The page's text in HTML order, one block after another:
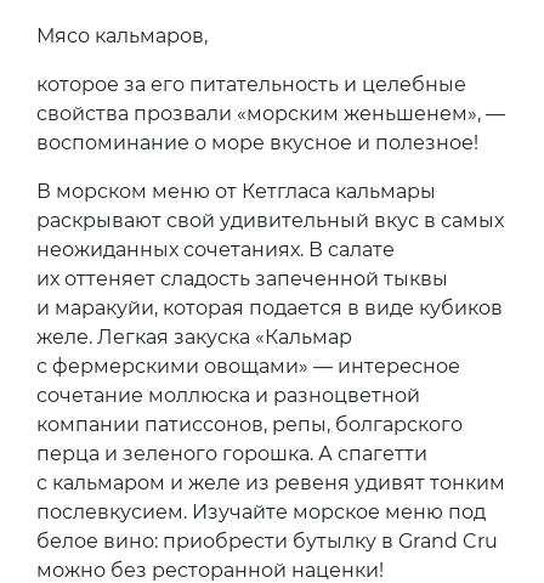
Мясо кальмаров,
которое за его питательность и целебные
свойства прозвали «морским женьшенем», —
воспоминание о море вкусное и полезное!
В морском меню от Кетгласа кальмары
раскрывают свой удивительный вкус в самых
неожиданных сочетаниях. В салате
их оттеняет сладость запеченной тыквы
и маракуйи, которая подается в виде кубиков
желе. Легкая закуска «Кальмар
с фермерскими овощами» — интересное
сочетание моллюска и разноцветной
компании патиссонов, репы, болгарского
перца и зеленого горошка. А спагетти
с кальмаром и желе из ревеня удивят тонким
послевкусием. Изучайте морское меню под
белое вино: приобрести бутылку в Grand Cru
можно без ресторанной наценки!